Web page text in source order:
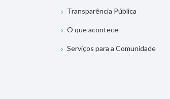
Transparência Pública
O que acontece
Serviços para a Comunidade